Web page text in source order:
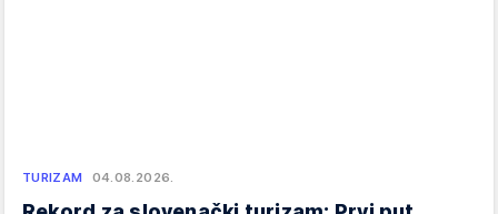
TURIZAM 04.08.2026.